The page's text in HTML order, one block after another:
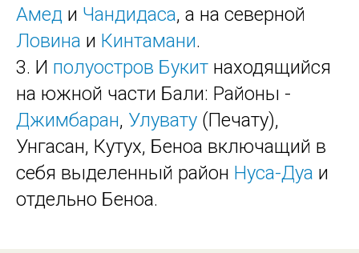
Амед и Чандидаса, а на северной
Ловина и Кинтамани.
3. И полуостров Букит находящийся
на южной части Бали: Районы -
Джимбаран, Улувату (Печату),
Унгасан, Кутух, Беноа включащий в
себя выделенный район Нуса-Дуа и
отдельно Беноа.